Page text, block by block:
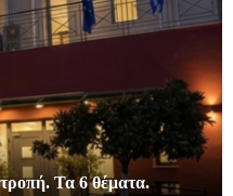
Τα 6 θέματα.